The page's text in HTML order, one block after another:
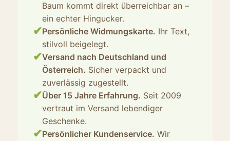
Baum kommt direkt überreichbar an –
ein echter Hingucker.
✔Persönliche Widmungskarte. Ihr Text,
stilvoll beigelegt.
✔Versand nach Deutschland und
Österreich. Sicher verpackt und
zuverlässig zugestellt.
✔Über 15 Jahre Erfahrung. Seit 2009
vertraut im Versand lebendiger
Geschenke.
✔Persönlicher Kundenservice. Wir